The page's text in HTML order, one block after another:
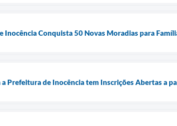
Inocência Conquista 50 Novas Moradias para
Prefeitura de Inocência tem Inscrições Abertas a